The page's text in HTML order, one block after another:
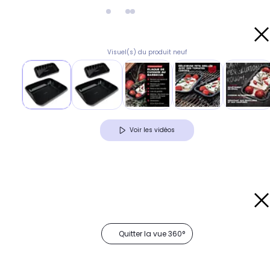
Visuel(s) du produit neuf
Voir les vidéos
Quitter la vue 360°